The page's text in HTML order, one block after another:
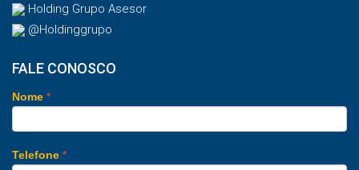
Holding Grupo Asesor
@Holdinggrupo
FALE CONOSCO
Nome *
Telefone *